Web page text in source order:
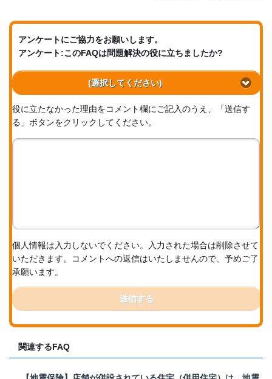
アンケートにご協力をお願いします。
アンケート:このFAQは問題解決の役に立ちましたか?
(選択してください)
役に立たなかった理由をコメント欄にご記入のうえ、「送信す
る」ボタンをクリックしてください。
個人情報は入力しないでください。入力された場合は削除させて
いただきます。コメントへの返信はいたしませんので、予めご了
承願います。
送信する
関連するFAQ